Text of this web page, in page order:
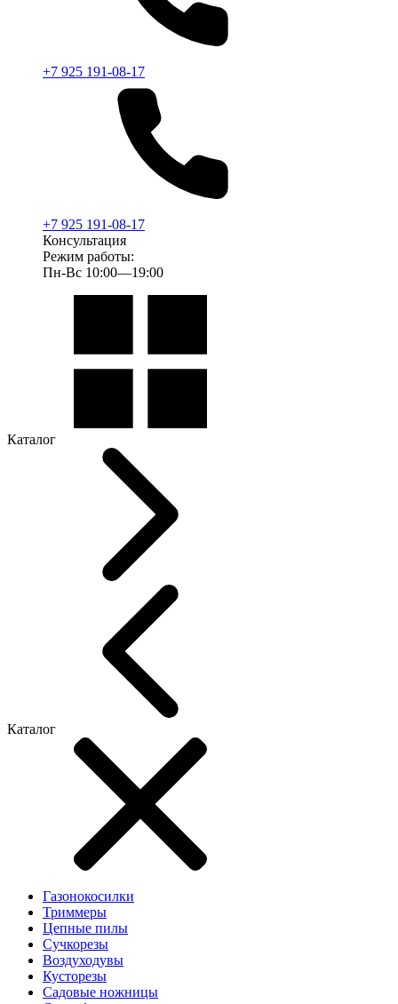
+7 925 191-08-17
+7 925 191-08-17
Консультация
Режим работы:
Пн-Вс 10:00—19:00
Каталог
Каталог
Газонокосилки
Триммеры
Цепные пилы
Cучкорезы
Воздуходувы
Кусторезы
Садовые ножницы